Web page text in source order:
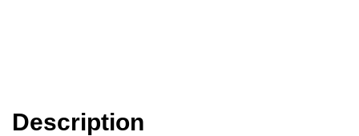
Description